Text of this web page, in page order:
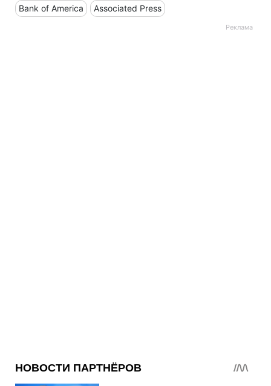
Bank of America Associated Press